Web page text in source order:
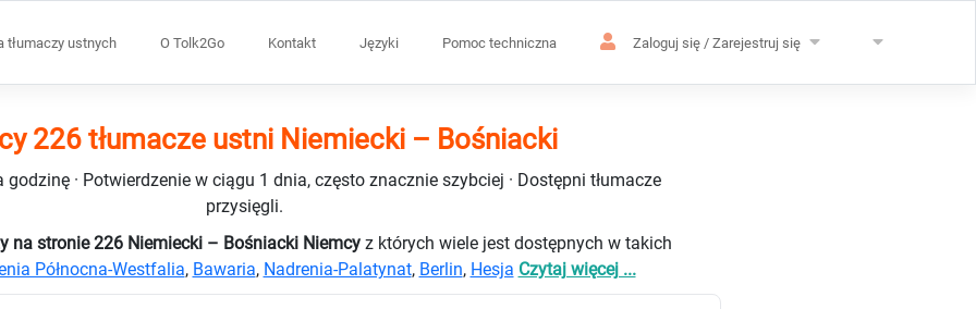
tłumaczy ustnych O Tolk2Go Kontakt Języki Pomoc techniczna Zaloguj się / Zarejestruj się
226 tłumacze ustni Niemiecki – Bośniacki
· Potwierdzenie w ciągu 1 dnia, często znacznie szybciej · Dostępni tłumacze
przysięgli.
na stronie 226 Niemiecki – Bośniacki Niemcy z których wiele jest dostępnych w takich
Północna-Westfalia, Bawaria, Nadrenia-Palatynat, Berlin, Hesja Czytaj więcej ...